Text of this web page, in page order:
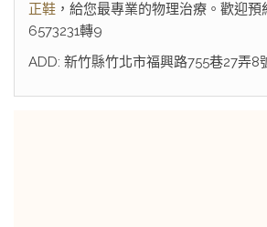
正鞋 ，給您最專業的物理治療。歡迎預
6573231轉9
ADD: 新竹縣竹北市福興路755巷27弄8